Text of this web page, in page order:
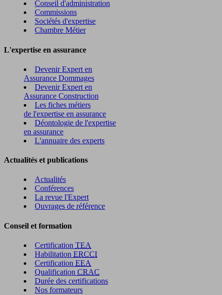
Conseil d'administration
Commissions
Sociétés d'expertise
Chambre Métier
L'expertise en assurance
Devenir Expert en
Assurance Dommages
Devenir Expert en
Assurance Construction
Les fiches métiers
de l'expertise en assurance
Déontologie de l'expertise
en assurance
L'annuaire des experts
Actualités et publications
Actualités
Conférences
La revue l'Expert
Ouvrages de référence
Conseil et formation
Certification TEA
Habilitation ERCCI
Certification EEA
Qualification CRAC
Durée des certifications
Nos formateurs